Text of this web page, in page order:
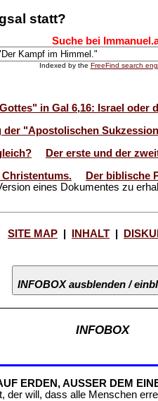
statt?
Suche bei
Indexed by the FreeFind search
in Gal 6,16: Israel oder
der "Apostolischen
Der erste und der
Christentums.
Der biblische
eines Dokumentes zu
SITE MAP INHALT
INFOBOX
INFOBOX
ERDEN, AUSSER DEM
der will, dass alle Menschen